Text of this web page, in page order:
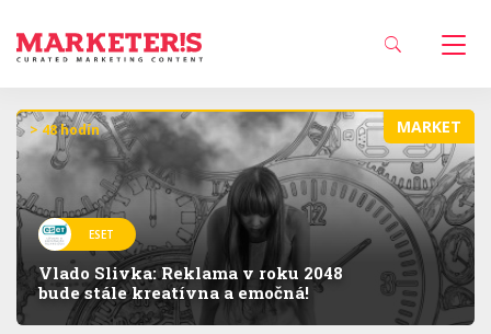
MARKET
> 48 hodín
ESET
Vlado Slivka: Reklama v roku 2048
bude stále kreatívna a emočná!